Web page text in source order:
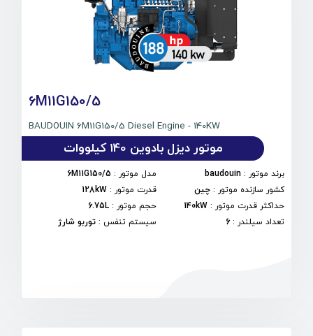
6M11G150/5
BAUDOUIN 6M11G150/5 Diesel Engine - 140KW
موتور دیزل بادوین 140 کیلووات
برند موتور :
baudouin مدل موتور :
6M11G150/5
کشور سازنده موتور : چین قدرت موتور :
128kW
حداکثر قدرت موتور :
140kW حجم موتور :
6.75L
تعداد سیلندر :
6 سیستم تنفس : توربو شارژ